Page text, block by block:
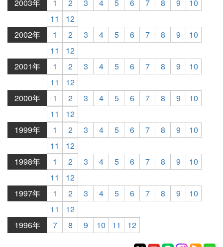
2003年 1 2 3 4 5 6 7 8 9
10
11
12
2002年
1 2 3 4 5 6 7 8 9
10
11
12
2001年
1 2 3 4 5 6 7 8 9
10
11
12
2000年
1 2 3 4 5 6 7 8 9
10
11
12
1999年
1 2 3 4 5 6 7 8 9
10
11
12
1998年
1 2 3 4 5 6 7 8 9
10
11
12
1997年
1 2 3 4 5 6 7 8 9
10
11
12
1996年
7 8 9 10 11 12